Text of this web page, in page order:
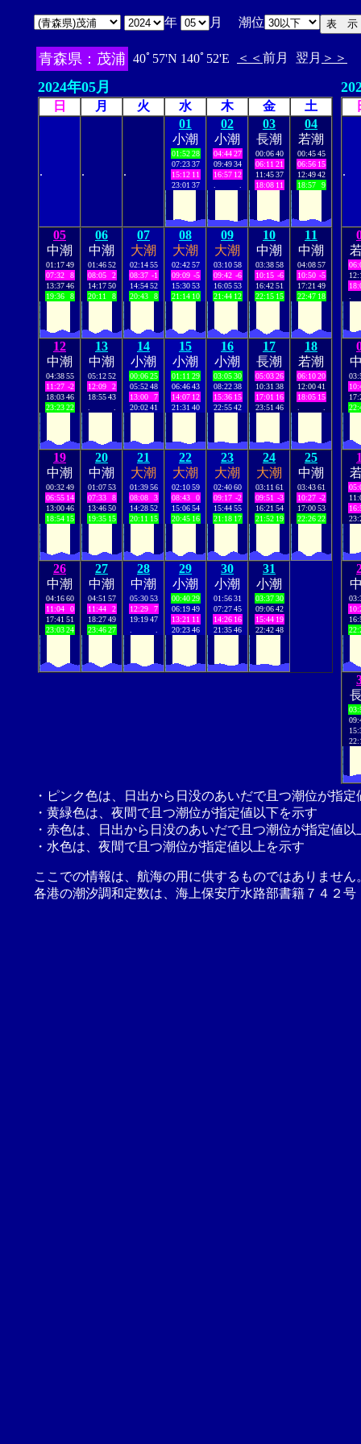
年 月 潮位
青森県：茂浦 40ﾟ57'N 140ﾟ52'E ＜＜ 前月 翌月 ＞＞
2024年05月
日 月 火 水 木 金 土
. . .
01
小潮
01:52 28
07:23 37
15:12 11
23:01 37
02
小潮
04:44 27
09:49 34
16:57 12
03
長潮
00:06 40
06:11 21
11:45 37
18:08 11
04
若潮
00:45 45
06:56 15
12:49 42
18:57
9
05
中潮
01:17 49
07:32
8
13:37 46
19:36
8
06
中潮
01:46 52
08:05
2
14:17 50
20:11
8
07
大潮
02:14 55
08:37 -1
14:54 52
20:43
8
08
大潮
02:42 57
09:09 -5
15:30 53
21:14 10
09
大潮
03:10 58
09:42 -6
16:05 53
21:44 12
10
中潮
03:38 58
10:15 -6
16:42 51
22:15 15
11
中潮
04:08 57
10:50 -5
17:21 49
22:47 18
12
中潮
04:38 55
11:27 -2
18:03 46
23:23 22
13
中潮
05:12 52
12:09
2
18:55 43
14
小潮
00:06 25
05:52 48
13:00
7
20:02 41
15
小潮
01:11 29
06:46 43
14:07 12
21:31 40
16
小潮
03:05 30
08:22 38
15:36 15
22:55 42
17
長潮
05:03 26
10:31 38
17:01 16
23:51 46
18
若潮
06:10 20
12:00 41
18:05 15
19
中潮
00:32 49
06:55 14
13:00 46
18:54 15
20
中潮
01:07 53
07:33
8
13:46 50
19:35 15
21
大潮
01:39 56
08:08
3
14:28 52
20:11 15
22
大潮
02:10 59
08:43
0
15:06 54
20:45 16
23
大潮
02:40 60
09:17 -2
15:44 55
21:18 17
24
大潮
03:11 61
09:51 -3
16:21 54
21:52 19
25
中潮
03:43 61
10:27 -2
17:00 53
22:26 22
26
中潮
04:16 60
11:04
0
17:41 51
23:03 24
27
中潮
04:51 57
11:44
2
18:27 49
23:46 27
28
中潮
05:30 53
12:29
7
19:19 47
29
小潮
00:40 29
06:19 49
13:21 11
20:23 46
30
小潮
01:56 31
07:27 45
14:26 16
21:35 46
31
小潮
03:37 30
09:06 42
15:44 19
22:42 48
.
・ピンク色は、日出から日没のあいだで且つ潮位が指
・黄緑色は、夜間で且つ潮位が指定値以下を示す
・赤色は、日出から日没のあいだで且つ潮位が指定値以
・水色は、夜間で且つ潮位が指定値以上を示す
ここでの情報は、航海の用に供するものではありませ
各港の潮汐調和定数は、海上保安庁水路部書籍７４２